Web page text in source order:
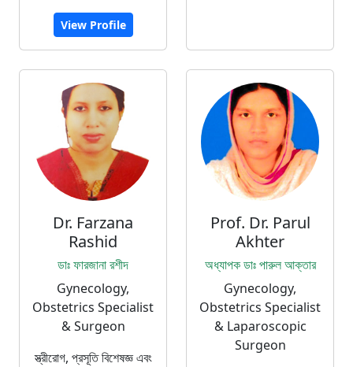
View Profile
Dr. Farzana
Rashid
ডাঃ ফারজানা রশীদ
Gynecology,
Obstetrics Specialist
& Surgeon
স্ত্রীরোগ, প্রসূতি বিশেষজ্ঞ এবং
Prof. Dr. Parul
Akhter
অধ্যাপক ডাঃ পারুল আক্তার
Gynecology,
Obstetrics Specialist
& Laparoscopic
Surgeon